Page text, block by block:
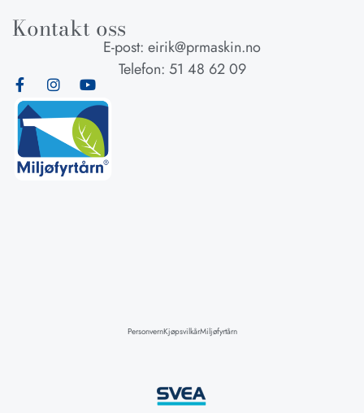
Kontakt oss
E-post: eirik@prmaskin.no
Telefon: 51 48 62 09
PersonvernKjøpsvilkårMiljøfyrtårn